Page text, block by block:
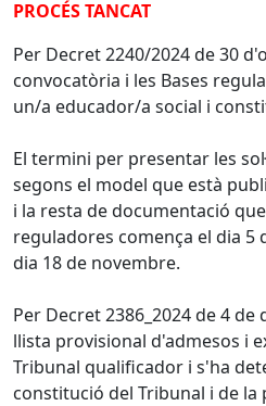
PROCÉS TANCAT
Per Decret 2240/2024 de 30
convocatòria i les Bases
un/a educador/a social i
El termini per presentar les
segons el model que està
i la resta de documentació
reguladores comença el dia 5
dia 18 de novembre.
Per Decret 2386_2024 de 4
llista provisional d'admesos i
Tribunal qualificador i s'ha
constitució del Tribunal i de